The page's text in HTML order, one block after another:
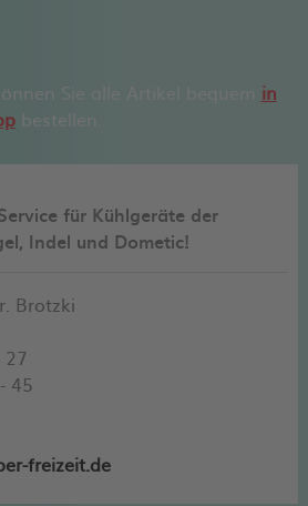
Sie alle Artikel bequem in
bestellen.
für Kühlgeräte der
Indel und Dometic!
Brotzki
27
45
freizeit.de